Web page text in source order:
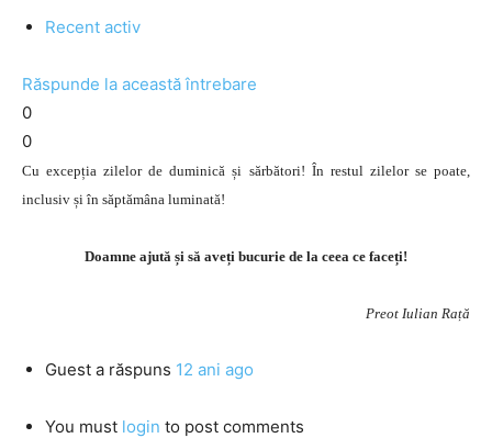
Recent activ
Răspunde la această întrebare
0
0
Cu excepția zilelor de duminică și sărbători! În restul zilelor se poate,
inclusiv și în săptămâna luminată!
Doamne ajută și să aveți bucurie de la ceea ce faceți!
Preot Iulian Rață
Guest a răspuns 12 ani ago
You must login to post comments